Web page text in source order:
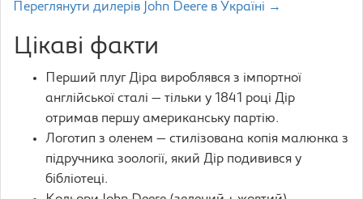
Переглянути дилерів John Deere в Україні →
Цікаві факти
Перший плуг Дiра вироблявся з імпортної
англійської сталі — тільки у 1841 році Дір
отримав першу американську партію.
Логотип з оленем — стилізована копія малюнка з
підручника зоології, який Дір подивився у
бібліотеці.